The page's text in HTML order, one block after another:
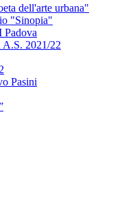
dell'arte urbana"
"Sinopia"
Padova
A.S. 2021/22
Pasini